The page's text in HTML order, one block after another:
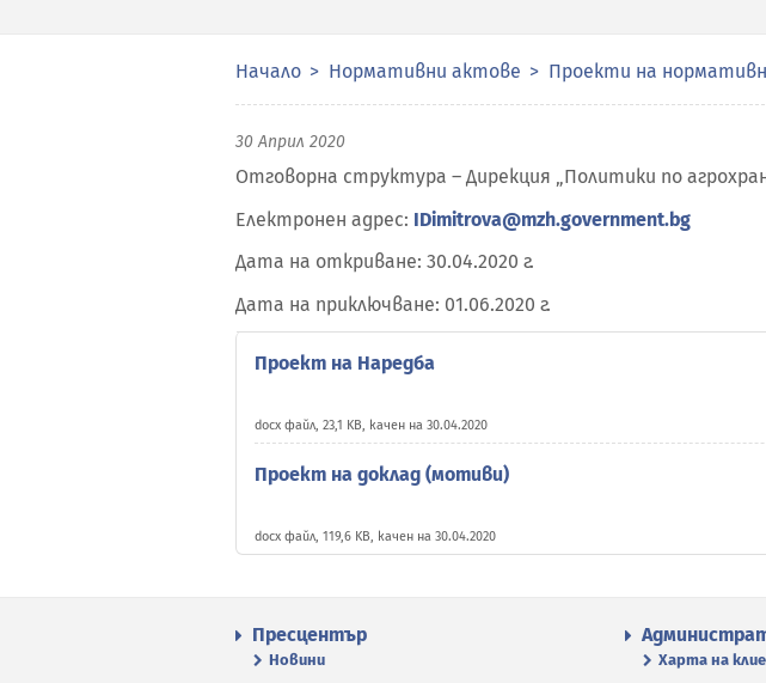
Начало Нормативни актове Проекти на
30 Април 2020
Отговорна структура – Дирекция „Политики по
Електронен адрес: IDimitrova@mzh.government.bg
Дата на откриване: 30.04.2020 г.
Дата на приключване: 01.06.2020 г.
Проект на Наредба
docx файл, 23,1 KB, качен на 30.04.2020
Проект на доклад (мотиви)
docx файл, 119,6 KB, качен на 30.04.2020
Пресцентър
Новини
Харта на